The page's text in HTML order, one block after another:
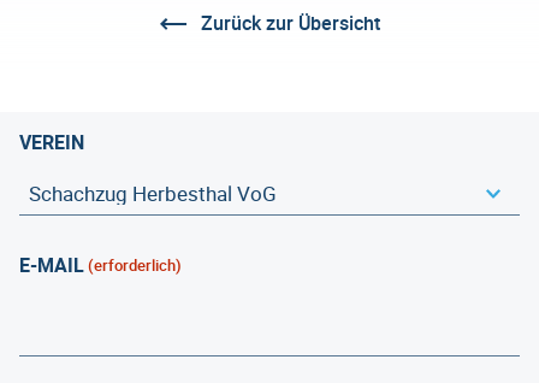
Zurück zur Übersicht
VEREIN
E-MAIL(erforderlich)